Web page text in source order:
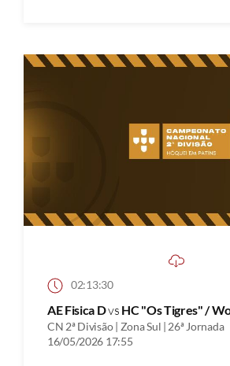
02:13:30
AE Fisica Dvs HC "Os Tigres" /
CN 2ª Divisão | Zona Sul | 26ª Jornada
16/05/2026 17:55